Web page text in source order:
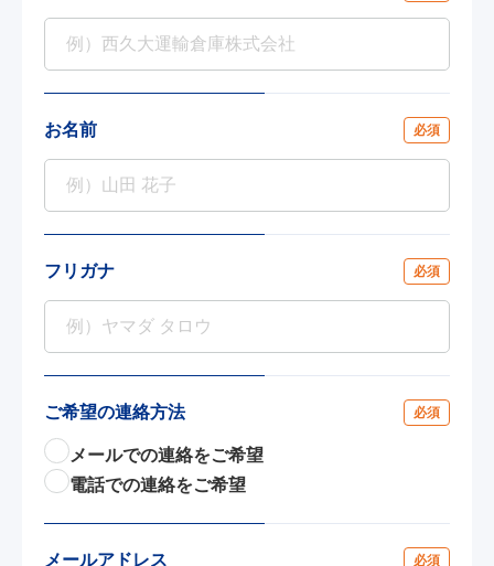
お名前 必須
フリガナ 必須
ご希望の連絡方法 必須
メールでの連絡をご希望
電話での連絡をご希望
メールアドレス 必須